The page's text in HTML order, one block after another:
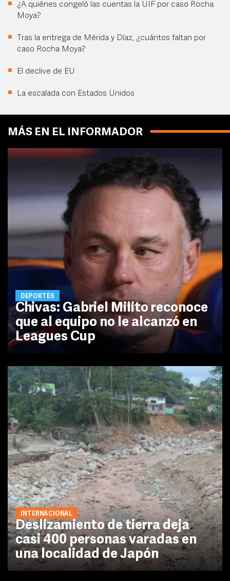
¿A quiénes congeló las cuentas la UIF por caso Rocha
Moya?
Tras la entrega de Mérida y Díaz, ¿cuántos faltan por
caso Rocha Moya?
El declive de EU
La escalada con Estados Unidos
MÁS EN EL INFORMADOR
DEPORTES
Chivas: Gabriel Milito reconoce
que al equipo no le alcanzó en
Leagues Cup
INTERNACIONAL
Deslizamiento de tierra deja
casi 400 personas varadas en
una localidad de Japón